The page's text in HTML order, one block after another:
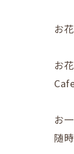
お
お
お
随